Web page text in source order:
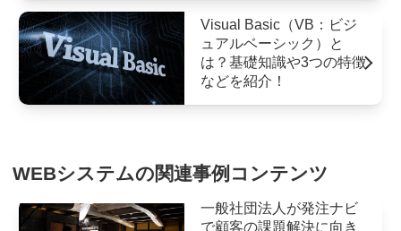
Visual Basic（VB：ビジ
ュアルベーシック）と
は？基礎知識や3つの特徴
などを紹介！
WEBシステムの関連事例コンテンツ
一般社団法人が発注ナビ
で顧客の課題解決に向き